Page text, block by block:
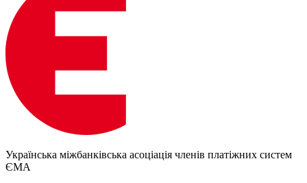
Українська міжбанківська асоціація членів платіжних систем
ЄМА